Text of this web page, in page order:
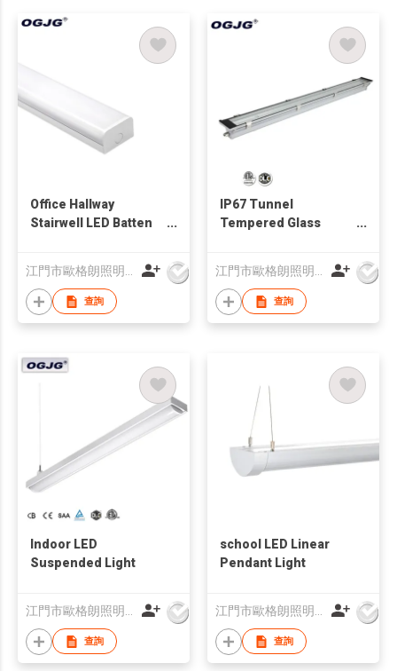
Office Hallway
Stairwell LED Batten
查詢
IP67 Tunnel
Tempered Glass
查詢
Indoor LED
Suspended Light
江門市歐格朗照明電器有限公司
查詢
school LED Linear
Pendant Light
江門市歐格朗照明電器有限公司
查詢